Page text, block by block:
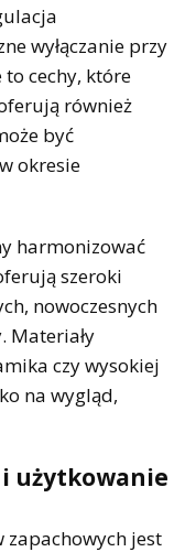
wyłączanie przy
cechy, które
również
być
okresie
harmonizować
szeroki
nowoczesnych
Materiały
czy wysokiej
na wygląd,
i użytkowanie
jest